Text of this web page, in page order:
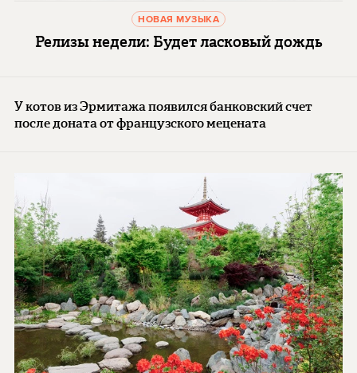
НОВАЯ МУЗЫКА
Релизы недели: Будет ласковый дождь
У котов из Эрмитажа появился банковский счет
после доната от французского мецената